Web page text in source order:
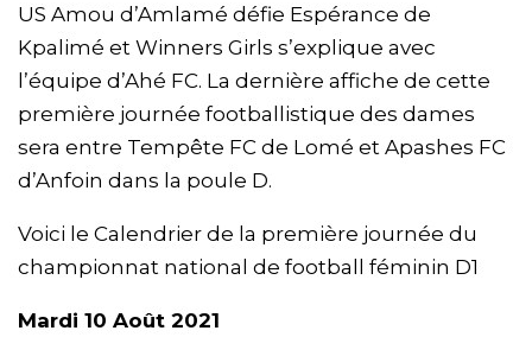
US Amou d’Amlamé défie Espérance de
Kpalimé et Winners Girls s’explique avec
l’équipe d’Ahé FC. La dernière affiche de cette
première journée footballistique des dames
sera entre Tempête FC de Lomé et Apashes FC
d’Anfoin dans la poule D.
Voici le Calendrier de la première journée du
championnat national de football féminin D1
Mardi 10 Août 2021